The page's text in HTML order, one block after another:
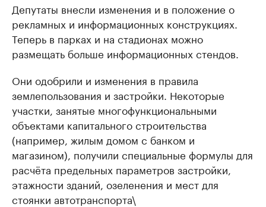
Депутаты внесли изменения и в положение о
рекламных и информационных конструкциях.
Теперь в парках и на стадионах можно
размещать больше информационных стендов.
Они одобрили и изменения в правила
землепользования и застройки. Некоторые
участки, занятые многофункциональными
объектами капитального строительства
(например, жилым домом с банком и
магазином), получили специальные формулы для
расчёта предельных параметров застройки,
этажности зданий, озеленения и мест для
стоянки автотранспорта\